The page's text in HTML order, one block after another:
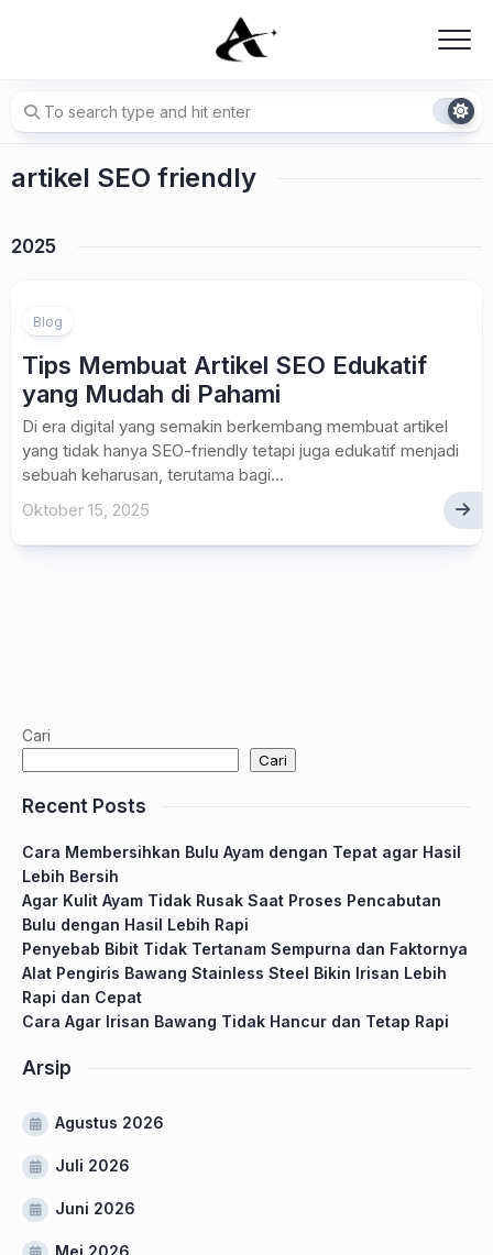
artikel SEO friendly
2025
Blog
Tips Membuat Artikel SEO Edukatif
yang Mudah di Pahami
Di era digital yang semakin berkembang membuat artikel
yang tidak hanya SEO-friendly tetapi juga edukatif menjadi
sebuah keharusan, terutama bagi...
Oktober 15, 2025
Cari
Cari
Recent Posts
Cara Membersihkan Bulu Ayam dengan Tepat agar Hasil
Lebih Bersih
Agar Kulit Ayam Tidak Rusak Saat Proses Pencabutan
Bulu dengan Hasil Lebih Rapi
Penyebab Bibit Tidak Tertanam Sempurna dan Faktornya
Alat Pengiris Bawang Stainless Steel Bikin Irisan Lebih
Rapi dan Cepat
Cara Agar Irisan Bawang Tidak Hancur dan Tetap Rapi
Arsip
Agustus 2026
Juli 2026
Juni 2026
Mei 2026